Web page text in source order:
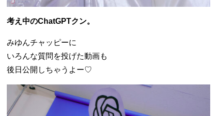
考え中のChatGPTクン。
みゆんチャッピーに
いろんな質問を投げた動画も
後日公開しちゃうよー♡